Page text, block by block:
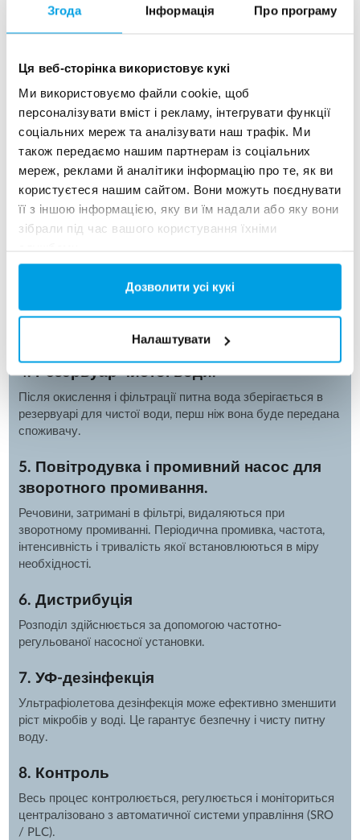
Згода Інформація Про програму
Ця веб-сторінка використовує кукі
Ми використовуємо файли cookie, щоб
персоналізувати вміст і рекламу, інтегрувати функції
соціальних мереж та аналізувати наш трафік. Ми
також передаємо нашим партнерам із соціальних
мереж, реклами й аналітики інформацію про те, як ви
користуєтеся нашим сайтом. Вони можуть поєднувати
її з іншою інформацією, яку ви їм надали або яку вони
зібрали під час вашого користування їхніми
Дозволити усі кукі
Налаштувати
1. Аналізатор
Аналізатор для онлайн-вимірювання каламутності, кисню
і температури. Допомагає підтримувати надійну роботу і
забезпечувати чисту питну воду.
2. Аераційне обладнання
Аераційне обладнання складається з компресорної
установки та системи управління повітрям.
Окислення і фільтрація відбуваються на напірному
фільтрі, де вода аерується, щоб забезпечити достатній
якості. Два напірних фільтра можуть працювати як дві
незалежні виробничі лінії або послідовно.
4. Резервуар чистої води.
Після окислення і фільтрації питна вода зберігається в
резервуарі для чистої води, перш ніж вона буде передана
споживачу.
5. Повітродувка і промивний насос для
зворотного промивання.
Речовини, затримані в фільтрі, видаляються при
зворотному промиванні. Періодична промивка, частота,
інтенсивність і тривалість якої встановлюються в міру
необхідності.
6. Дистрибуція
Розподіл здійснюється за допомогою частотно-
регульованої насосної установки.
7. УФ-дезінфекція
Ультрафіолетова дезінфекція може ефективно зменшити
ріст мікробів у воді. Це гарантує безпечну і чисту питну
воду.
8. Контроль
Весь процес контролюється, регулюється і моніториться
централізовано з автоматичної системи управління (SRO
/ PLC).